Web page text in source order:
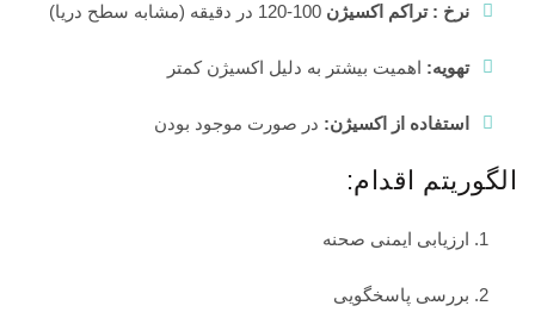
نرخ : تراکم اکسیژن
تهویه: اهمیت بیشتر به دلیل اکسیژن کمتر
استفاده از اکسیژن: در صورت موجود بودن
الگوریتم اقدام:
ارزیابی ایمنی صحنه
بررسی پاسخگویی